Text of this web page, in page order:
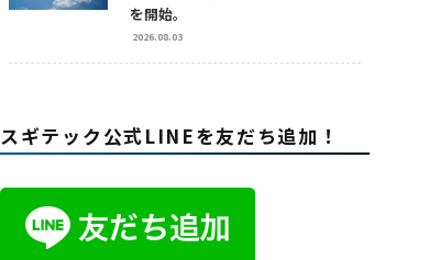
を開始。
2026.08.03
スギテック公式LINEを友だち追加！